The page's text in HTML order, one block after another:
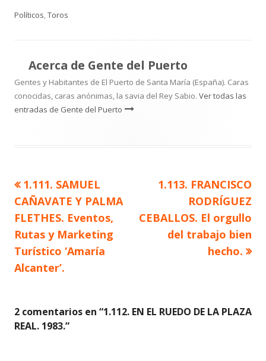
el
Políticos,Toros
Acerca de Gente del Puerto
Gentes y Habitantes de El Puerto de Santa María (España). Caras
conocidas, caras anónimas, la savia del Rey Sabio. Ver todas las
entradas de Gente del Puerto
Navegación
de
entradas
Artículo
anterior
1.111. SAMUEL
CAÑAVATE Y PALMA
FLETHES. Eventos,
Rutas y Marketing
Turístico ‘Amaría
Alcanter’.
Artículo
siguiente
1.113. FRANCISCO
RODRÍGUEZ
CEBALLOS. El orgullo
del trabajo bien
hecho.
2 comentarios en “1.112. EN EL RUEDO DE LA PLAZA
REAL. 1983.”